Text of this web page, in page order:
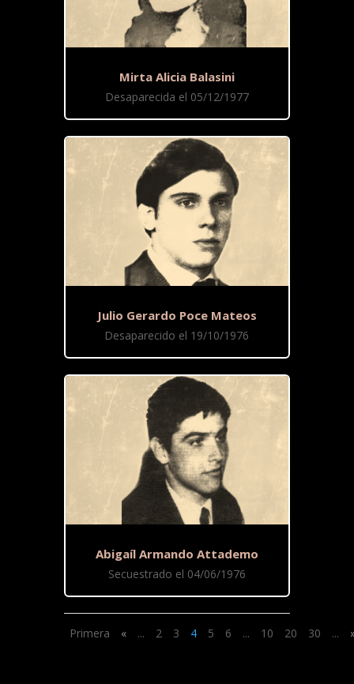
Mirta Alicia Balasini
Desaparecida el 05/12/1977
Julio Gerardo Poce Mateos
Desaparecido el 19/10/1976
Abigaíl Armando Attademo
Secuestrado el 04/06/1976
Primera « ... 2 3 4 5 6 ... 10 20 30 ...